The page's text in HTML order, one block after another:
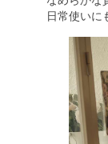
日常使いに